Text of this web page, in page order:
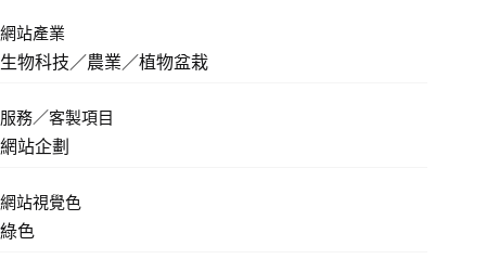
網站產業
生物科技／農業／植物盆栽
服務／客製項目
網站企劃
網站視覺色
綠色